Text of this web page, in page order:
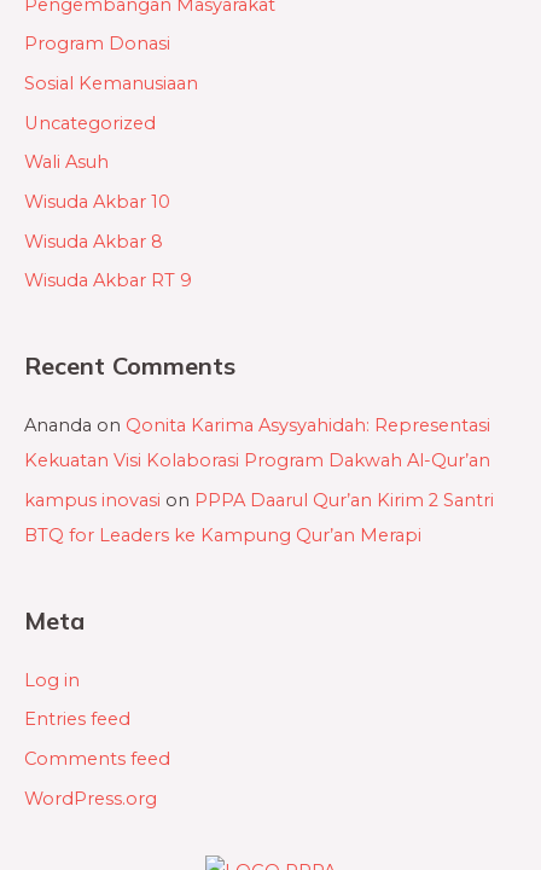
Pengembangan Masyarakat
Program Donasi
Sosial Kemanusiaan
Uncategorized
Wali Asuh
Wisuda Akbar 10
Wisuda Akbar 8
Wisuda Akbar RT 9
Recent Comments
Ananda on Qonita Karima Asysyahidah: Representasi
Kekuatan Visi Kolaborasi Program Dakwah Al-Qur’an
kampus inovasi on PPPA Daarul Qur’an Kirim 2 Santri
BTQ for Leaders ke Kampung Qur’an Merapi
Meta
Log in
Entries feed
Comments feed
WordPress.org